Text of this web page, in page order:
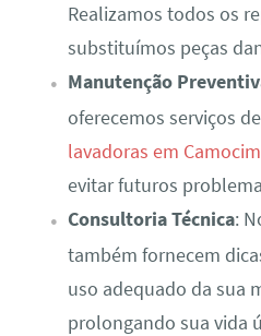
Realizamos todos os
substituímos peças
Manutenção
oferecemos serviços de
lavadoras em Camocim
evitar futuros
Consultoria Técnica:
também fornecem
uso adequado da sua
prolongando sua vida